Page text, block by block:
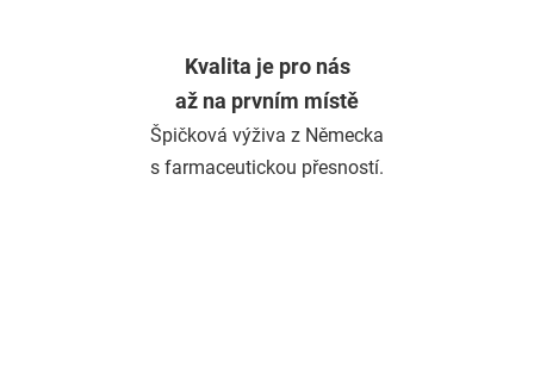
Kvalita je pro nás
až na prvním místě
Špičková výživa z Německa
s farmaceutickou přesností.